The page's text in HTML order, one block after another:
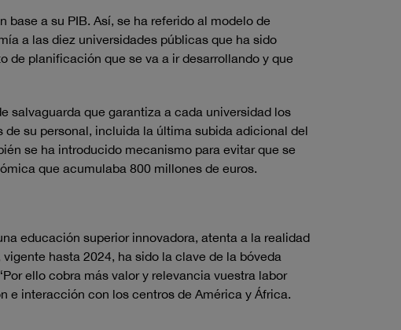
a su PIB. Así, se ha referido al modelo de
a las diez universidades públicas que ha sido
de planificación que se va a ir desarrollando y que
salvaguarda que garantiza a cada universidad los
su personal, incluida la última subida adicional del
se ha introducido mecanismo para evitar que se
que acumulaba 800 millones de euros.
educación superior innovadora, atenta a la realidad
hasta 2024, ha sido la clave de la bóveda
ello cobra más valor y relevancia vuestra labor
e interacción con los centros de América y África.